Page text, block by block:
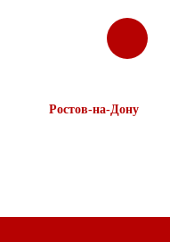
ЗАКАЗАТЬ
ЗВОНОК
Ростов-на-Дону